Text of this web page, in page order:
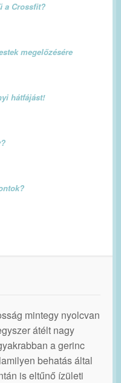
a Crossfit?
megelőzésére
hátfájást!
mintegy nyolcvan
átélt nagy
a gerinc
behatás által
is eltűnő ízületi